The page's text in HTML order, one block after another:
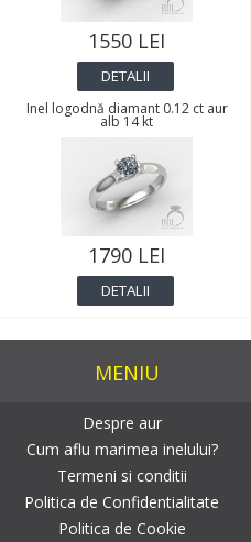
1550 LEI
DETALII
Inel logodnă diamant 0.12 ct aur
alb 14 kt
1790 LEI
DETALII
MENIU
Despre aur
Cum aflu marimea inelului?
Termeni si conditii
Politica de Confidentialitate
Politica de Cookie